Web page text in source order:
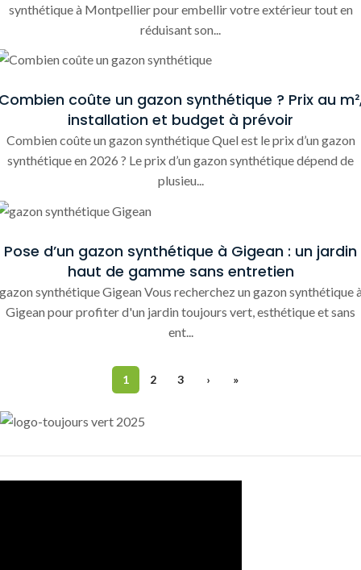
synthétique à Montpellier pour embellir votre extérieur tout en
réduisant son...
coûte un gazon synthétique ? Prix au
installation et budget à prévoir
Combien coûte un gazon synthétique Quel est le prix d’un gazon
synthétique en 2026 ? Le prix d’un gazon synthétique dépend de
plusieu...
Pose d’un gazon synthétique à Gigean : un jardin
haut de gamme sans entretien
synthétique Gigean Vous recherchez un gazon synthétique
Gigean pour profiter d'un jardin toujours vert, esthétique et sans
ent...
1 2 3 › »